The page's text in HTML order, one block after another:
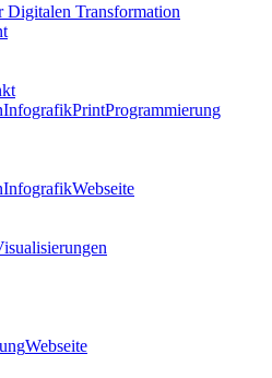
Digitalen Transformation
InfografikPrintProgrammierung
InfografikWebseite
Webseite